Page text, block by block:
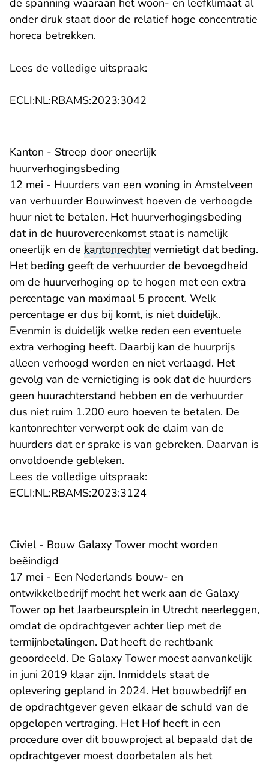
de spanning waaraan het woon- en leefklimaat al
onder druk staat door de relatief hoge concentratie
horeca betrekken.
Lees de volledige uitspraak:
ECLI:NL:RBAMS:2023:3042
Kanton - Streep door oneerlijk
huurverhogingsbeding
12 mei - Huurders van een woning in Amstelveen
van verhuurder Bouwinvest hoeven de verhoogde
huur niet te betalen. Het huurverhogingsbeding
dat in de huurovereenkomst staat is namelijk
oneerlijk en de kantonrechtervernietigt dat beding.
Het beding geeft de verhuurder de bevoegdheid
om de huurverhoging op te hogen met een extra
percentage van maximaal 5 procent. Welk
percentage er dus bij komt, is niet duidelijk.
Evenmin is duidelijk welke reden een eventuele
extra verhoging heeft. Daarbij kan de huurprijs
alleen verhoogd worden en niet verlaagd. Het
gevolg van de vernietiging is ook dat de huurders
geen huurachterstand hebben en de verhuurder
dus niet ruim 1.200 euro hoeven te betalen. De
kantonrechter verwerpt ook de claim van de
huurders dat er sprake is van gebreken. Daarvan is
onvoldoende gebleken.
Lees de volledige uitspraak:
ECLI:NL:RBAMS:2023:3124- U verlaat
Civiel - Bouw Galaxy Tower mocht worden
beëindigd
17 mei - Een Nederlands bouw- en
ontwikkelbedrijf mocht het werk aan de Galaxy
Tower op het Jaarbeursplein in Utrecht neerleggen,
omdat de opdrachtgever achter liep met de
termijnbetalingen. Dat heeft de rechtbank
geoordeeld. De Galaxy Tower moest aanvankelijk
in juni 2019 klaar zijn. Inmiddels staat de
oplevering gepland in 2024. Het bouwbedrijf en
de opdrachtgever geven elkaar de schuld van de
opgelopen vertraging. Het Hof heeft in een
procedure over dit bouwproject al bepaald dat de
opdrachtgever moest doorbetalen als het